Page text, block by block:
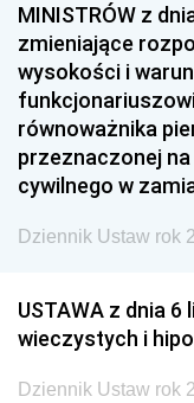
1954
1951
1948
1945
1938
1935
1929
MINISTRÓW z
zmieniające
wysokości i
równoważnika
przeznaczonej
cywilnego w
Dziennik Ustaw rok
USTAWA z dnia 6
wieczystych i
Dziennik Ustaw rok